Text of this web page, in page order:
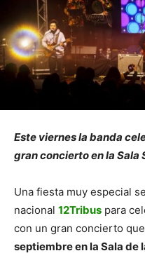
Este viernes la banda
gran concierto en la Sala
Una fiesta muy especial
nacional 12Tribus para
con un gran concierto
septiembre en la Sala de